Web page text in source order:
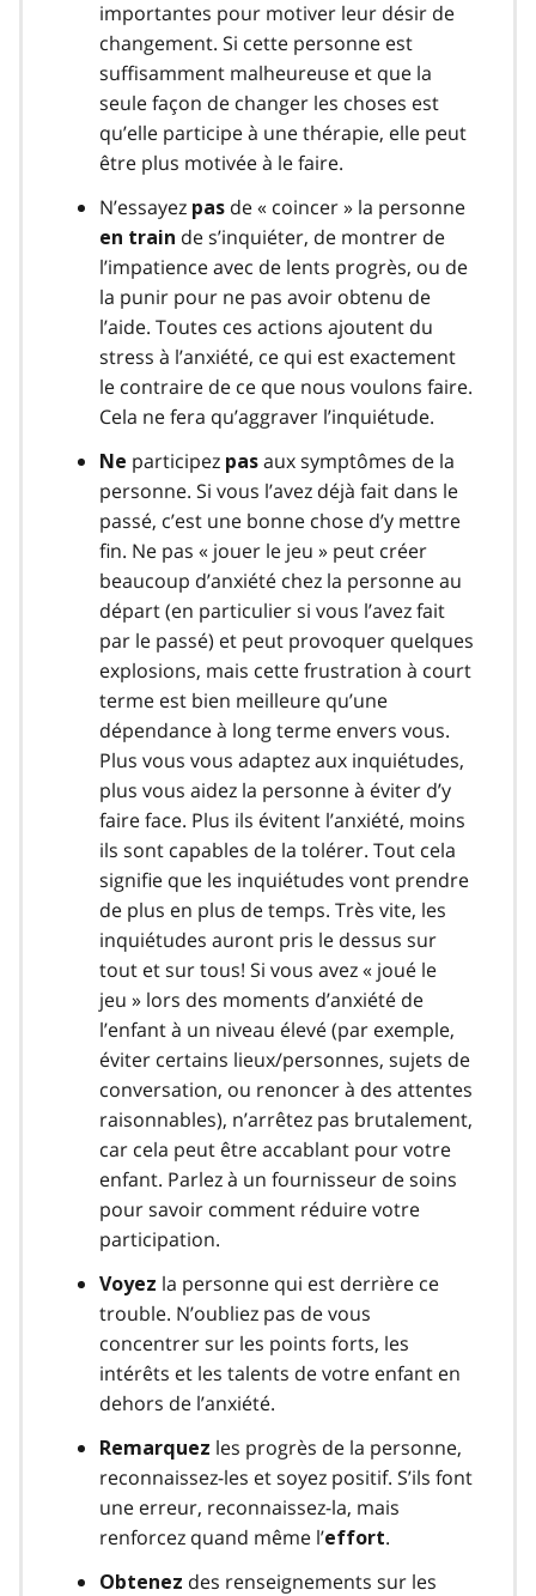
importantes pour motiver leur désir de
changement. Si cette personne est
suffisamment malheureuse et que la
seule façon de changer les choses est
qu’elle participe à une thérapie, elle peut
être plus motivée à le faire.
N’essayez pas de « coincer » la personne
en train de s’inquiéter, de montrer de
l’impatience avec de lents progrès, ou de
la punir pour ne pas avoir obtenu de
l’aide. Toutes ces actions ajoutent du
stress à l’anxiété, ce qui est exactement
le contraire de ce que nous voulons faire.
Cela ne fera qu’aggraver l’inquiétude.
Ne participez pas aux symptômes de la
personne. Si vous l’avez déjà fait dans le
passé, c’est une bonne chose d’y mettre
fin. Ne pas « jouer le jeu » peut créer
beaucoup d’anxiété chez la personne au
départ (en particulier si vous l’avez fait
par le passé) et peut provoquer quelques
explosions, mais cette frustration à court
terme est bien meilleure qu’une
dépendance à long terme envers vous.
Plus vous vous adaptez aux inquiétudes,
plus vous aidez la personne à éviter d’y
faire face. Plus ils évitent l’anxiété, moins
ils sont capables de la tolérer. Tout cela
signifie que les inquiétudes vont prendre
de plus en plus de temps. Très vite, les
inquiétudes auront pris le dessus sur
tout et sur tous! Si vous avez « joué le
jeu » lors des moments d’anxiété de
l’enfant à un niveau élevé (par exemple,
éviter certains lieux/personnes, sujets de
conversation, ou renoncer à des attentes
raisonnables), n’arrêtez pas brutalement,
car cela peut être accablant pour votre
enfant. Parlez à un fournisseur de soins
pour savoir comment réduire votre
participation.
Voyez la personne qui est derrière ce
trouble. N’oubliez pas de vous
concentrer sur les points forts, les
intérêts et les talents de votre enfant en
dehors de l’anxiété.
Remarquez les progrès de la personne,
reconnaissez-les et soyez positif. S’ils font
une erreur, reconnaissez-la, mais
renforcez quand même l’effort.
Obtenez des renseignements sur les